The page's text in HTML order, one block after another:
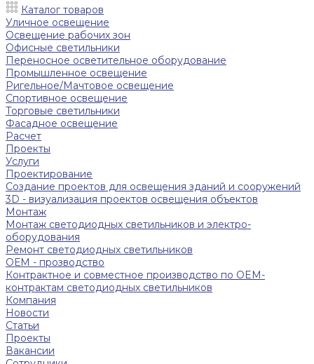
Каталог товаров
Уличное освещение
Освещение рабочих зон
Офисные светильники
Переносное осветительное оборудование
Промышленное освещение
Ригельное/Мачтовое освещение
Спортивное освещение
Торговые светильники
Фасадное освещение
Расчет
Проекты
Услуги
Проектирование
Создание проектов для освещения зданий и сооружений
3D - визуализация проектов освещения объектов
Монтаж
Монтаж светодиодных светильников и электро-
оборудования
Ремонт светодиодных светильников
ОЕМ - прозводство
Контрактное и совместное производство по OEM-
контрактам светодиодных светильников
Компания
Новости
Статьи
Проекты
Вакансии